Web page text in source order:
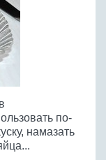
по-
намазать